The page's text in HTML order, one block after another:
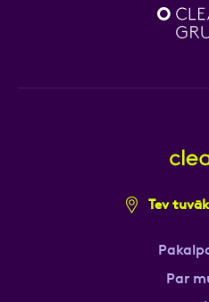
Tev
Par